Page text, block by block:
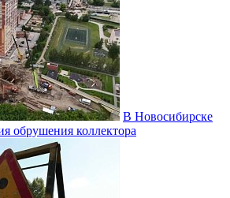
В Новосибирске
обрушения коллектора